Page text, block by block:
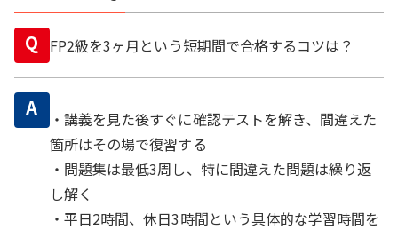
Q FP2級を3ヶ月という短期間で合格するコツは？
A
・講義を見た後すぐに確認テストを解き、間違えた
箇所はその場で復習する
・問題集は最低3周し、特に間違えた問題は繰り返
し解く
・平日2時間、休日3時間という具体的な学習時間を